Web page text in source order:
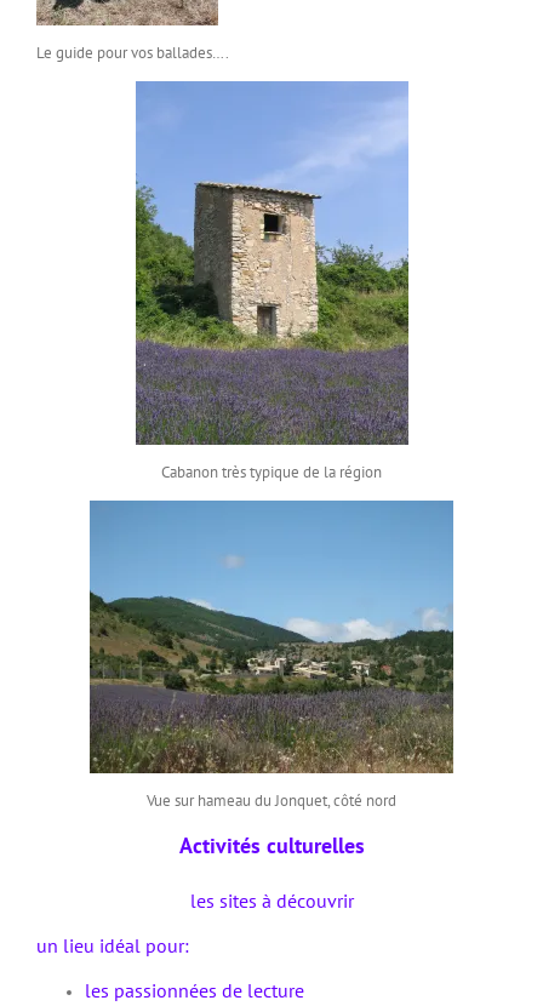
Le guide pour vos ballades….
Cabanon très typique de la région
Vue sur hameau du Jonquet, côté nord
Activités culturelles
les sites à découvrir
un lieu idéal pour:
les passionnées de lecture